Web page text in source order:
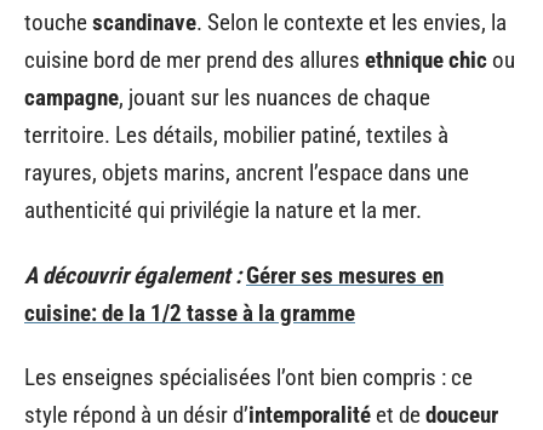
touchescandinave. Selon le contexte et les envies, la
cuisine bord de mer prend des allures ethnique chic ou
campagne, jouant sur les nuances de chaque
territoire. Les détails, mobilier patiné, textiles à
rayures, objets marins, ancrent l’espace dans une
authenticité qui privilégie la nature et la mer.
A découvrir également :Gérer ses mesures en
cuisine: de la 1/2 tasse à la gramme
Les enseignes spécialisées l’ont bien compris : ce
style répond à un désir d’intemporalité et dedouceur